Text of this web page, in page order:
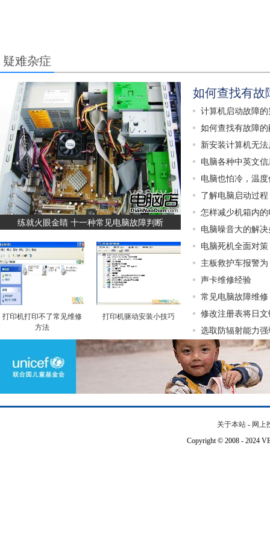
疑难杂症
练就火眼金睛 十一种常见电脑故障判断
打印机打印不了常见维修
方法
打印机驱动安装小技巧
如何查找有故
计算机启动故障的
如何查找有故障的
新安装计算机无
电脑各种中英文
电脑也怕冷，温
了解电脑启动过
怎样减少机箱内
电脑噪音大的解决
电脑死机全面对策
主板救护车报警为
声卡维修经验
常见电脑故障维
修改注册表将日
选取防辐射能力
关于本站 - 网上
Copyright © 2008 - 2024